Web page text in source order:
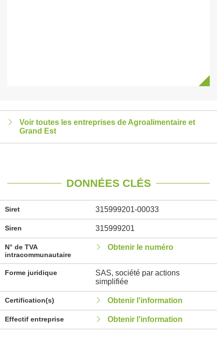
Voir toutes les entreprises de Agroalimentaire et
Grand Est
DONNÉES CLÉS
Siret 315999201-00033
Siren 315999201
N° de TVA
intracommunautaire
Obtenir le numéro
Forme juridique
SAS, société par actions
simplifiée
Certification(s) Obtenir l'information
Effectif entreprise Obtenir l'information